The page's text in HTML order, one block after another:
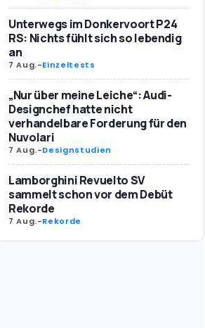
Unterwegs im Donkervoort P24
RS: Nichts fühlt sich so lebendig
an
7 Aug.-Einzeltests
„Nur über meine Leiche“: Audi-
Designchef hatte nicht
verhandelbare Forderung für den
Nuvolari
7 Aug.-Designstudien
Lamborghini Revuelto SV
sammelt schon vor dem Debüt
Rekorde
7 Aug.-Rekorde